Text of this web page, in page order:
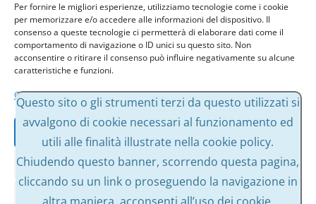
Per fornire le migliori esperienze, utilizziamo tecnologie come i cookie
per memorizzare e/o accedere alle informazioni del dispositivo. Il
consenso a queste tecnologie ci permetterà di elaborare dati come il
comportamento di navigazione o ID unici su questo sito. Non
acconsentire o ritirare il consenso può influire negativamente su alcune
caratteristiche e funzioni.
Gestisci servizi
Nega
Visualizza le preferenze
Uncategorized
Archivi
A
h
Copyright © 2026Massimo Bessone. Tutti i diritti riservati.
Questo sito o gli strumenti terzi da questo utilizzati si
avvalgono di cookie necessari al funzionamento ed
utili alle finalità illustrate nella cookie policy.
Chiudendo questo banner, scorrendo questa pagina,
cliccando su un link o proseguendo la navigazione in